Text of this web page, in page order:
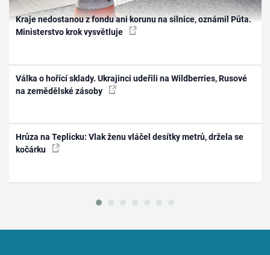
Kraje nedostanou z fondu ani korunu na silnice, oznámil Půta.
Ministerstvo krok vysvětluje
Válka o hořící sklady. Ukrajinci udeřili na Wildberries, Rusové
na zemědělské zásoby
Hrůza na Teplicku: Vlak ženu vláčel desítky metrů, držela se
kočárku